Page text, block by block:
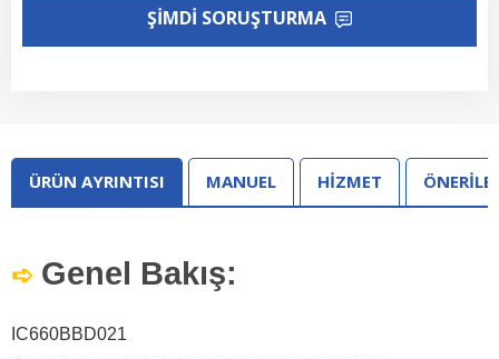
ŞIMDI SORUŞTURMA
ÜRÜN AYRINTISI MANUEL HİZMET
➪ Genel Bakış:
IC660BBD021